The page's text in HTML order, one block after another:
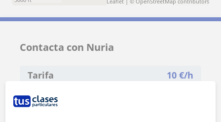
Contacta con Nuria
Tarifa 10 €/h
1ª clase gratis